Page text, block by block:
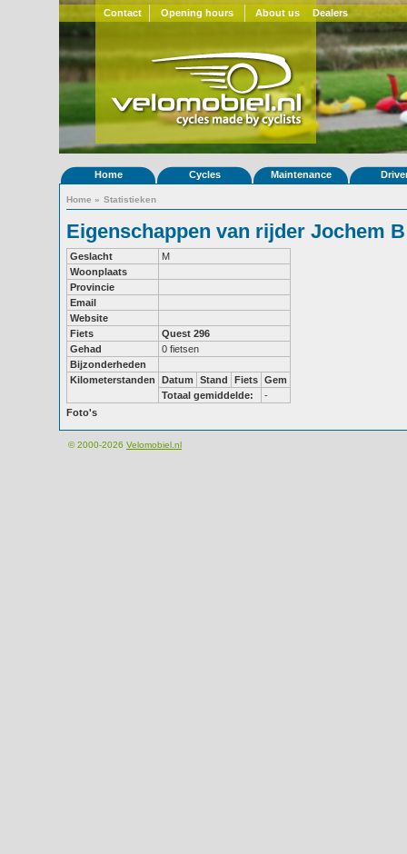
Contact Opening hours About us Dealers
Home Cycles Maintenance
Home » Statistieken
Eigenschappen van rijder Jochem B
Geslacht
M
Woonplaats
Provincie
Email
Website
Fiets
Quest 296
Gehad
0 fietsen
Bijzonderheden
Kilometerstanden
Datum Stand Fiets Gem
Totaal gemiddelde:
-
Foto's
© 2000-2026 Velomobiel.nl